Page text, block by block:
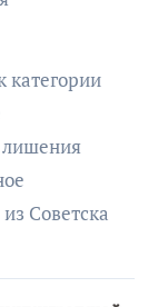
категории
лишения
Советска